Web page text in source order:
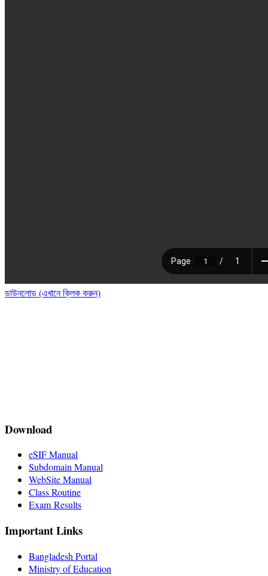
ডাউনলোড (এখানে ক্লিক করুন)
Download
eSIF Manual
Subdomain Manual
WebSite Manual
Class Routine
Exam Results
Important Links
Bangladesh Portal
Ministry of Education